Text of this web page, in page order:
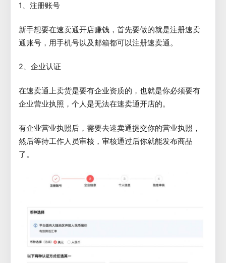
1、注册账号
新手想要在速卖通开店赚钱，首先要做的就是注册速卖
通账号，用手机号以及邮箱都可以注册速卖通。
2、企业认证
在速卖通上卖货是要有企业资质的，也就是你必须要有
企业营业执照，个人是无法在速卖通开店的。
有企业营业执照后，需要去速卖通提交你的营业执照，
然后等待工作人员审核，审核通过后你就能发布商品
了。